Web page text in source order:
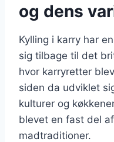
og dens
Kylling i karry har
sig tilbage til det
hvor karryretter
siden da udviklet
kulturer og
blevet en fast del
madtraditioner.